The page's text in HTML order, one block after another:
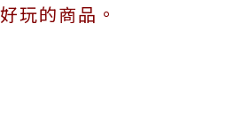
玩的商品。